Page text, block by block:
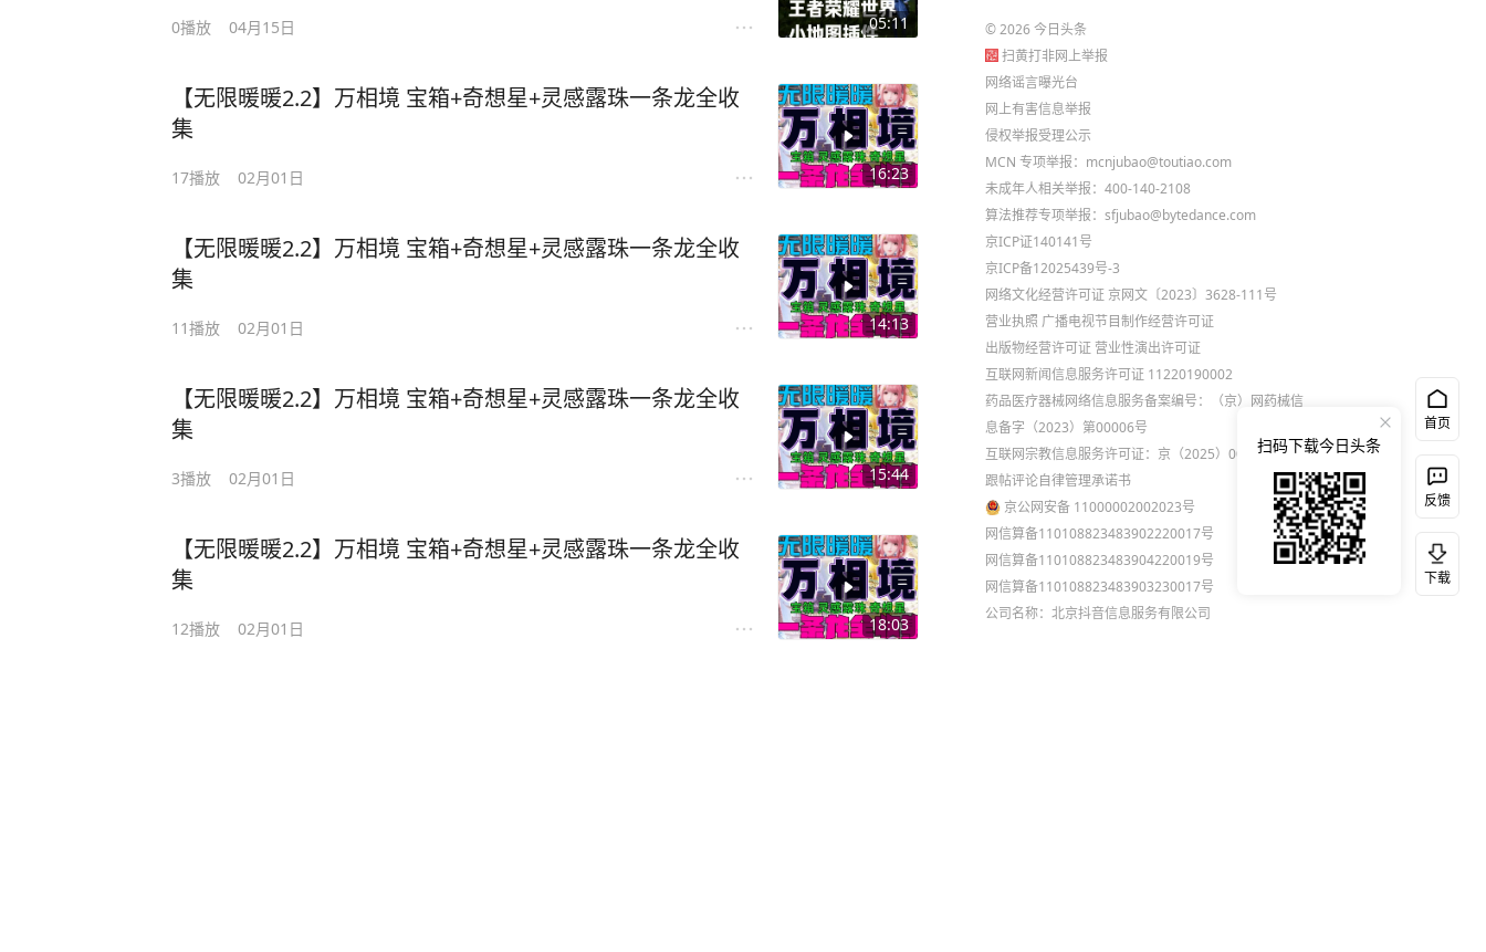
05:11
0播放 04月15日
16:23
【无限暖暖2.2】万相境 宝箱+奇想星+灵感露珠一条龙全收
集
17播放 02月01日
14:13
【无限暖暖2.2】万相境 宝箱+奇想星+灵感露珠一条龙全收
集
11播放 02月01日
15:44
【无限暖暖2.2】万相境 宝箱+奇想星+灵感露珠一条龙全收
集
3播放 02月01日
18:03
【无限暖暖2.2】万相境 宝箱+奇想星+灵感露珠一条龙全收
集
12播放 02月01日
©2026今日头条
扫黄打非网上举报
网络谣言曝光台
网上有害信息举报
侵权举报受理公示
MCN 专项举报：mcnjubao@toutiao.com
未成年人相关举报：400-140-2108
算法推荐专项举报：sfjubao@bytedance.com
京ICP证140141号
京ICP备12025439号-3
网络文化经营许可证 京网文〔2023〕3628-111号
营业执照 广播电视节目制作经营许可证
出版物经营许可证 营业性演出许可证
互联网新闻信息服务许可证 11220190002
药品医疗器械网络信息服务备案编号：（京）网药械信
息备字（2023）第00006号
互联网宗教信息服务许可证：京（2025）0000021
跟帖评论自律管理承诺书
京公网安备 11000002002023号
网信算备110108823483902220017号
网信算备110108823483904220019号
网信算备110108823483903230017号
公司名称：北京抖音信息服务有限公司
首页
反馈
下载
扫码下载今日头条